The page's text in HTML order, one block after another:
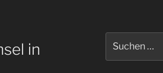
in
nach: